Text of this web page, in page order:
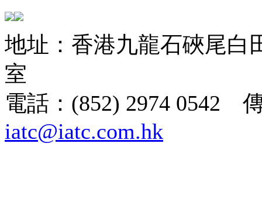
地址：香港九龍石硤尾白
室
電話：(852) 2974 0542
iatc@iatc.com.hk